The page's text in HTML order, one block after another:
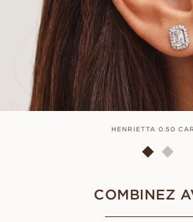
HENRIETTA 0.50
COMBINEZ